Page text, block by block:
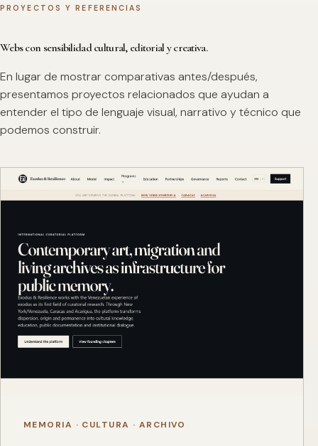
PROYECTOS Y REFERENCIAS
Webs con sensibilidad cultural, editorial y creativa.
En lugar de mostrar comparativas antes/después,
presentamos proyectos relacionados que ayudan a
entender el tipo de lenguaje visual, narrativo y técnico que
podemos construir.
MEMORIA · CULTURA · ARCHIVO